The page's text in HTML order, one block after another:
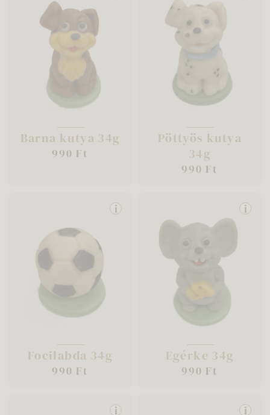
Barna kutya 34g
990 Ft
Pöttyös kutya
34g
990 Ft
i
Focilabda 34g
990 Ft
i
Egérke 34g
990 Ft
i i